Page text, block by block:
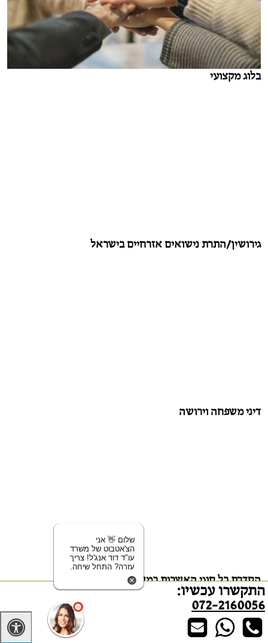
בלוג מקצועי
גירושין/התרת נישואים אזרחיים בישראל
דיני משפחה וירושה
הסדרת כל סוגי האשרות במשרד הפנים
התקשרו עכשיו:
072-2160056
שלום 👋 אני
הצ'אטבוט של משרד
עו"ד דוד אנג'ל! צריך
עזרה? התחל שיחה.